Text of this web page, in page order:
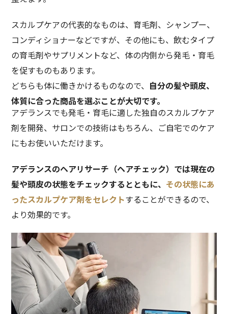
スカルプケアの代表的なものは、育毛剤、シャンプー、
コンディショナーなどですが、その他にも、飲むタイプ
の育毛剤やサプリメントなど、体の内側から発毛・育毛
を促すものもあります。
どちらも体に働きかけるものなので、 自分の髪や頭皮、
体質に合った商品を選ぶことが大切です。
アデランスでも発毛・育毛に適した独自のスカルプケア
剤を開発、サロンでの技術はもちろん、ご自宅でのケア
にもお使いいただけます。
アデランスのヘアリサーチ（ヘアチェック）では現在の
髪や頭皮の状態をチェックするとともに、 その状態にあ
ったスカルプケア剤をセレクトすることができるので、
より効果的です。